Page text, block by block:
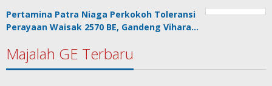
Pertamina Patra Niaga Perkokoh Toleransi
Perayaan Waisak 2570 BE, Gandeng Vihara…
Majalah GE Terbaru